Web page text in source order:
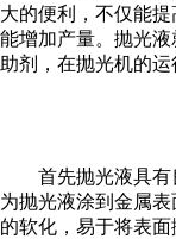
大的便利，不仅能
能增加产量。抛光
助剂，在抛光机的运
首先抛光液具有
为抛光液涂到金属
的软化，易于将表